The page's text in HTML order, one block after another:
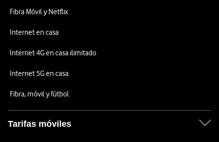
Fibra Móvil y Netflix
Internet en casa
Internet 4G en casa ilimitado
Internet 5G en casa
Fibra, móvil y fútbol
Tarifas móviles